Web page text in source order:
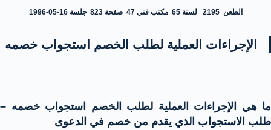
الطعن 2195 لسنة 65 مكتب فني 47 صفحة 823 جلسة 16-05-1996
الإجراءات العملية لطلب الخصم استجواب خصمه
ما هي الإجراءات العملية لطلب الخصم استجواب خصمه –
طلب الاستجواب الذي يقدم من خصم في الدعوى